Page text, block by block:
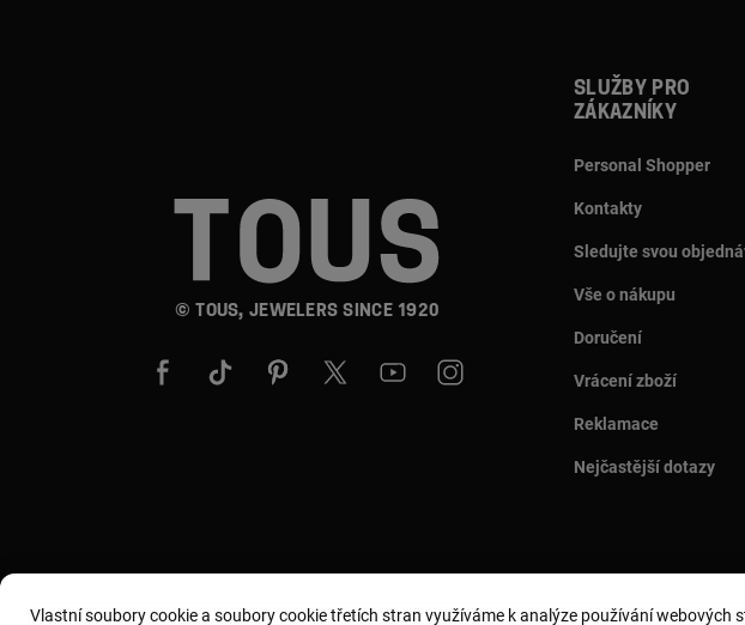
© TOUS, JEWELERS SINCE 1920
Služby pro
zákazníky
Personal Shopper
Kontakty
Sledujte svou
Vše o nákupu
Doručení
Vrácení zboží
Reklamace
Nejčastější dotazy
Země a
Vlastní soubory cookie a soubory cookie třetích stran využíváme k analýze používání webových